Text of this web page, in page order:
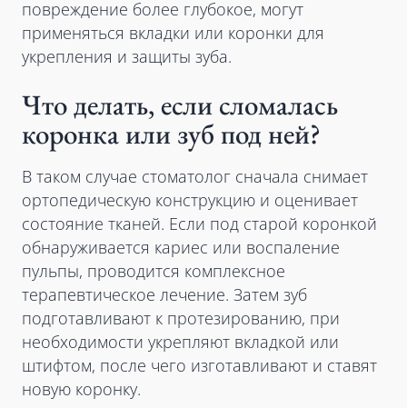
повреждение более глубокое, могут
применяться вкладки или коронки для
укрепления и защиты зуба.
Что делать, если сломалась
коронка или зуб под ней?
В таком случае стоматолог сначала снимает
ортопедическую конструкцию и оценивает
состояние тканей. Если под старой коронкой
обнаруживается кариес или воспаление
пульпы, проводится комплексное
терапевтическое лечение. Затем зуб
подготавливают к протезированию, при
необходимости укрепляют вкладкой или
штифтом, после чего изготавливают и ставят
новую коронку.